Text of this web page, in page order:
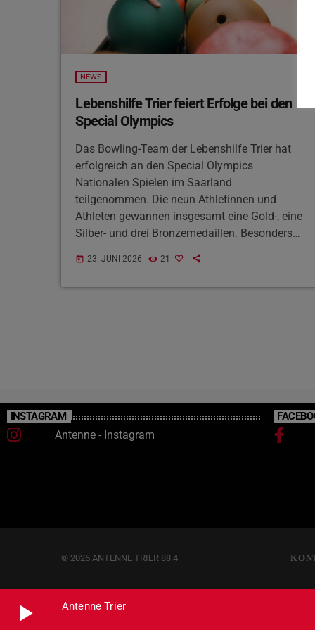
play_arrow Antenne Trier
NEWS
Lebenshilfe Trier feiert Erfolge bei den
Special Olympics
Das Bowling-Team der Lebenshilfe Trier hat
erfolgreich an den Special Olympics
Nationalen Spielen im Saarland
teilgenommen. Die neun Athletinnen und
Athleten gewannen insgesamt eine Gold-, eine
Silber- und drei Bronzemedaillen. Besonders
seiner Leistungsgruppe die Goldmedaille
sicherte. Drei weitere Sportler wurden mit
today 23. JUNI 2026 21
INSTAGRAM
Antenne - Instagram
© 2025 ANTENNE TRIER 88.4